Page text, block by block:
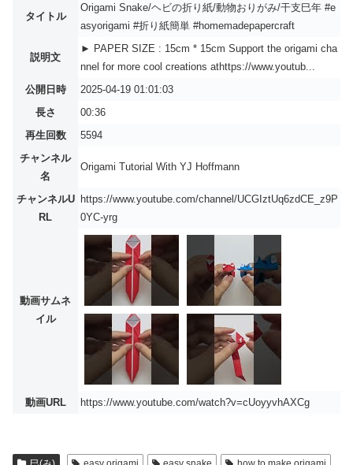
タイトル
Origami Snake/ヘビの折り紙/動物おりがみ/干支巳年 #e
asyorigami #折り紙簡単 #homemadepapercraft
説明文
► PAPER SIZE : 15cm * 15cm Support the origami cha
nnel for more cool creations athttps://www.youtub...
公開日時
2025-04-19 01:01:03
長さ
00:36
再生回数
5594
チャンネル
名
Origami Tutorial With YJ Hoffmann
チャンネルU
RL
https://www.youtube.com/channel/UCGIztUq6zdCE_z9P
0YC-yrg
動画サムネ
イル
動画URL https://www.youtube.com/watch?v=cUoyyvhAXCg